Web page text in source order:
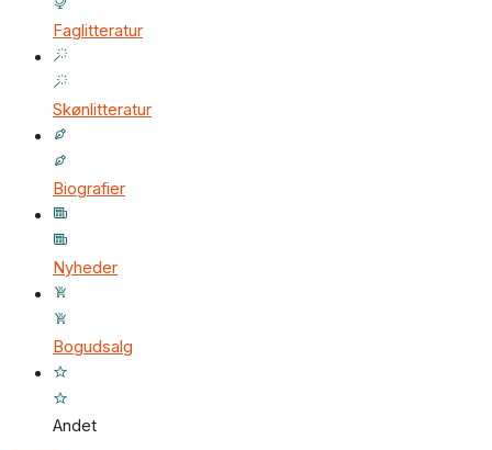
Faglitteratur
Skønlitteratur
Biografier
Nyheder
Bogudsalg
Andet